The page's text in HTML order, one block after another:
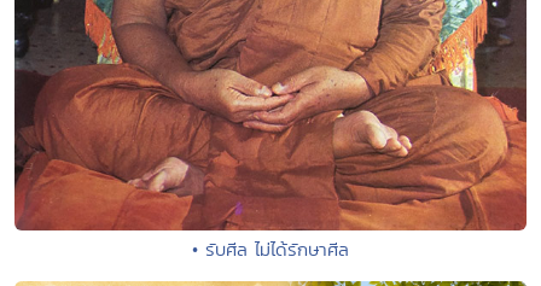
• รับศีล ไม่ได้รักษาศีล